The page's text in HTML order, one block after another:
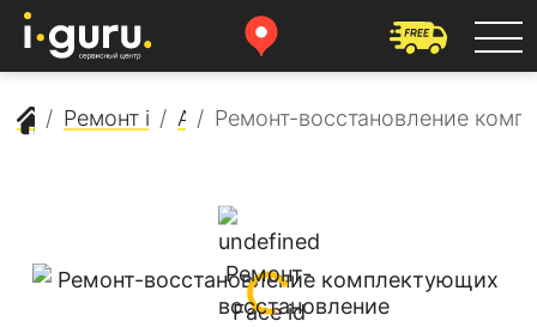
Сервисный центр Apple
Ремонт iPhone
Air Ремонт-восстановление